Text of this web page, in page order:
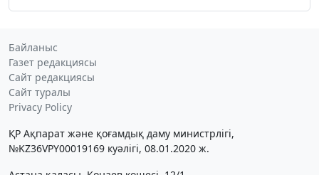
Байланыс
Газет редакциясы
Сайт редакциясы
Сайт туралы
Privacy Policy
ҚР Ақпарат және қоғамдық даму министрлігі,
№KZ36VPY00019169 куәлігі, 08.01.2020 ж.